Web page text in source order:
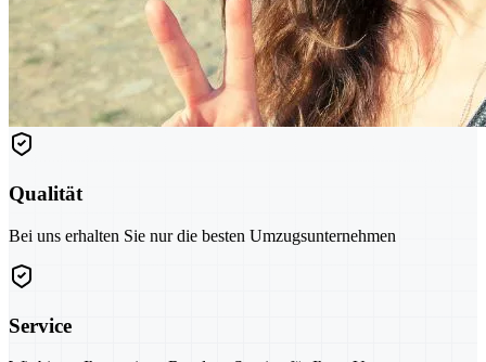
Qualität
Bei uns erhalten Sie nur die besten Umzugsunternehmen
Service